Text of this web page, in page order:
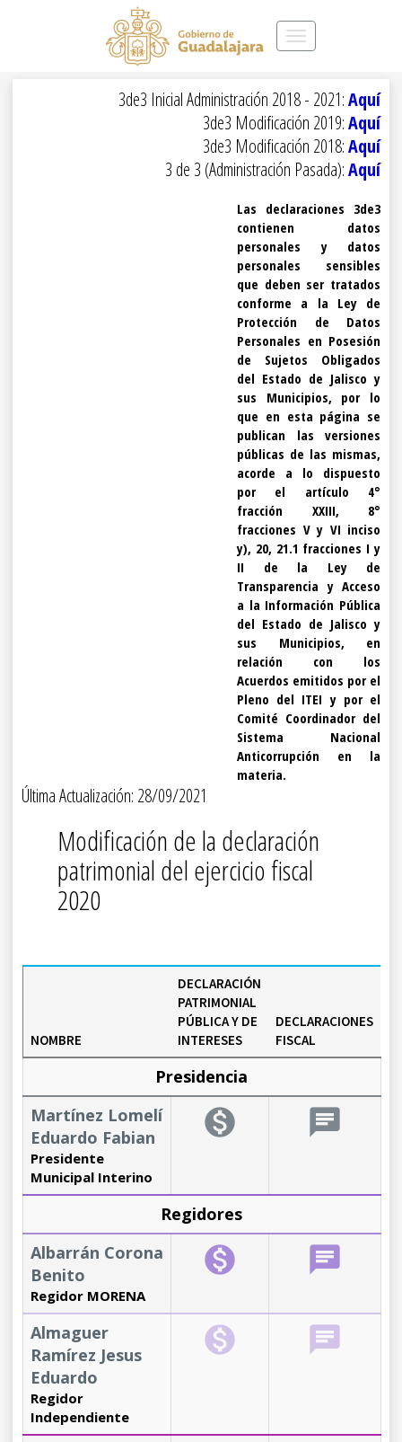
Toggle
navigation
3de3 Inicial Administración 2018 - 2021:Aquí
3de3 Modificación 2019:Aquí
3de3 Modificación 2018:Aquí
3 de 3 (Administración Pasada):Aquí
Las declaraciones 3de3
contienen datos
personales y datos
personales sensibles
que deben ser tratados
conforme a la Ley de
Protección de Datos
Personales en Posesión
de Sujetos Obligados
del Estado de Jalisco y
sus Municipios, por lo
que en esta página se
publican las versiones
públicas de las mismas,
acorde a lo dispuesto
por el artículo 4°
fracción XXIII, 8°
fracciones V y VI inciso
y), 20, 21.1 fracciones I y
II de la Ley de
Transparencia y Acceso
a la Información Pública
del Estado de Jalisco y
sus Municipios, en
relación con los
Acuerdos emitidos por el
Pleno del ITEI y por el
Comité Coordinador del
Sistema Nacional
Anticorrupción en la
materia.
Última Actualización: 28/09/2021
Modificación de la declaración
patrimonial del ejercicio fiscal
2020
NOMBRE
DECLARACIÓN
PATRIMONIAL
PÚBLICA Y DE
INTERESES
DECLARACIONES
FISCAL
Presidencia
Martínez Lomelí
Eduardo Fabian
Presidente
Municipal Interino
monetization_on chat
Regidores
Albarrán Corona
Benito
Regidor MORENA
monetization_on chat
Almaguer
Ramírez Jesus
Eduardo
Regidor
Independiente
monetization_on chat